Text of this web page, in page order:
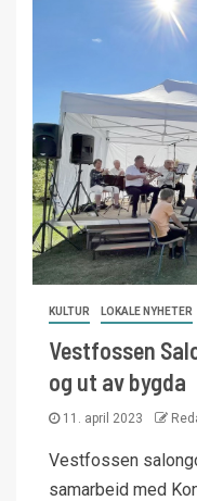
KULTUR LOKALE NYHETER
Vestfossen
og ut av bygda
11. april 2023
Vestfossen
samarbeid med